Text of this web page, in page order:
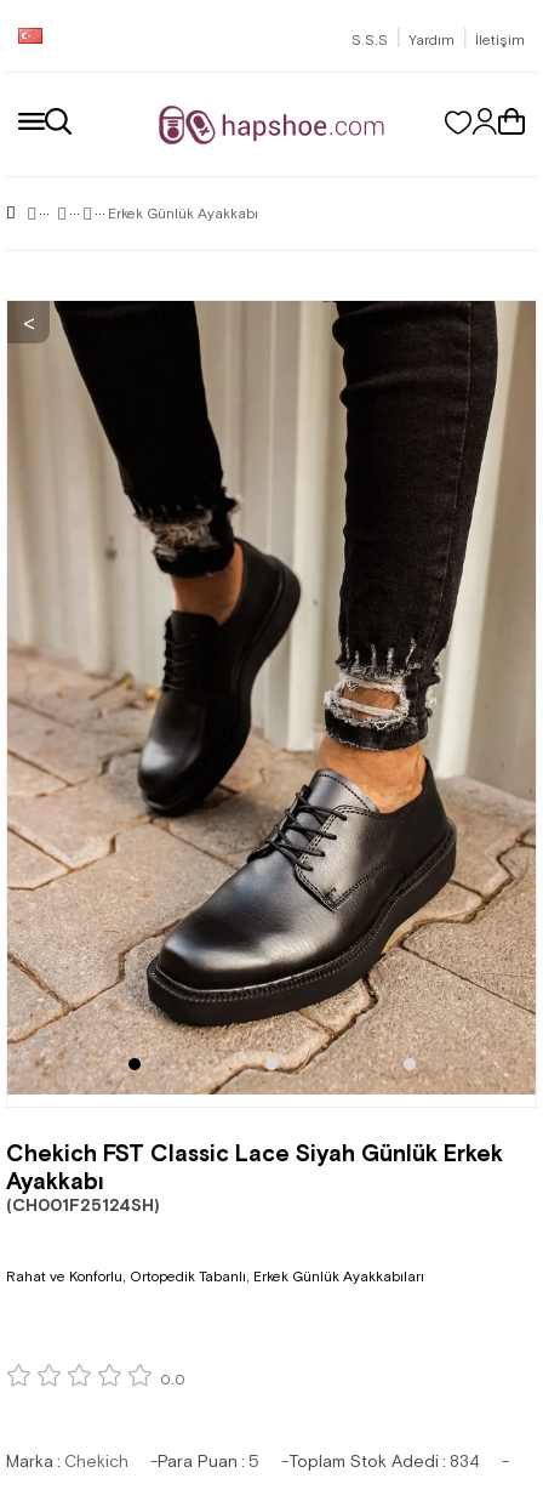
S.S.S | Yardım | İletişim
Erkek Günlük Ayakkabı
Chekich FST Classic Lace Siyah Günlük Erkek
Ayakkabı
(CH001F25124SH)
Rahat ve Konforlu, Ortopedik Tabanlı, Erkek Günlük Ayakkabıları
0.0
Marka : Chekich Para Puan : 5 Toplam Stok Adedi : 834